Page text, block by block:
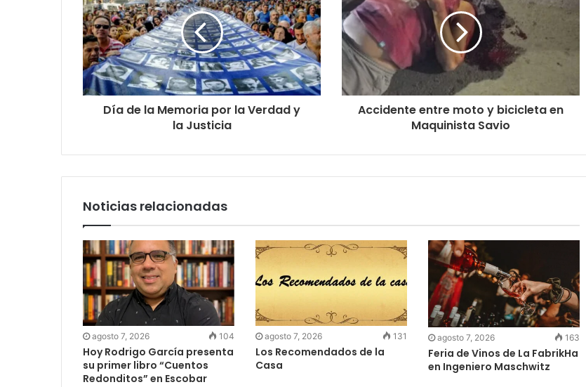
Día de la Memoria por la Verdad y
la Justicia
Accidente entre moto y bicicleta en
Maquinista Savio
Noticias relacionadas
agosto 7, 2026 104
Hoy Rodrigo García presenta
su primer libro “Cuentos
Redonditos” en Escobar
agosto 7, 2026 131
Los Recomendados de la
Casa
agosto 7, 2026 163
Feria de Vinos de La FabrikHa
en Ingeniero Maschwitz